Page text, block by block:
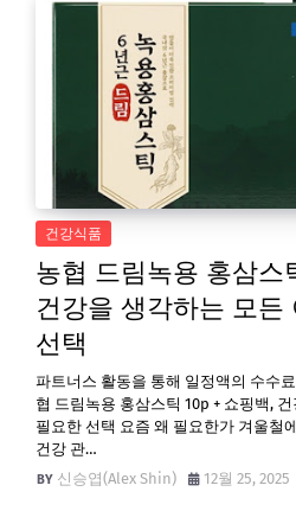
건강식품
농협 드림녹용 홍삼스
건강을 생각하는 모든
선택
파트너스 활동을 통해 일정액의 수수
협 드림녹용 홍삼스틱 10p + 쇼핑백,
필요한 선택 요즘 왜 필요한가 겨울철
건강 관…
신승엽(Alex Shin)
12월 25, 2025